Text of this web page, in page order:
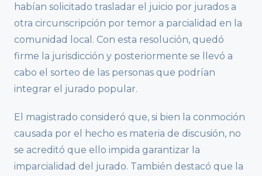
habían solicitado trasladar el juicio por jurados a
otra circunscripción por temor a parcialidad en la
comunidad local. Con esta resolución, quedó
firme la jurisdicción y posteriormente se llevó a
cabo el sorteo de las personas que podrían
integrar el jurado popular.
El magistrado consideró que, si bien la conmoción
causada por el hecho es materia de discusión, no
se acreditó que ello impida garantizar la
imparcialidad del jurado. También destacó que la